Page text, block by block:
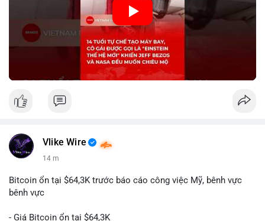
triển của công nghệ mới thường tạo cơ hội đầu tư hoặc ứng
dụng trong các lĩnh vực số hóa.
🎥 Xem video trực tiếp tại:
Nguồn: KIEN THUC KINH TE
Vlike Wire
14 m
Bitcoin ổn tại $64,3K trước báo cáo công việc Mỹ, bênh vực
bênh vực
- Giá Bitcoin ổn tại $64,3K